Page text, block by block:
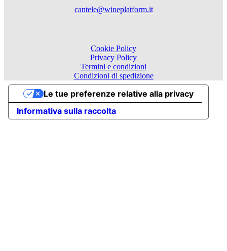
cantele@wineplatform.it
Cookie Policy
Privacy Policy
Termini e condizioni
Condizioni di spedizione
Informativa sulla raccolta
Le tue preferenze relative alla privacy